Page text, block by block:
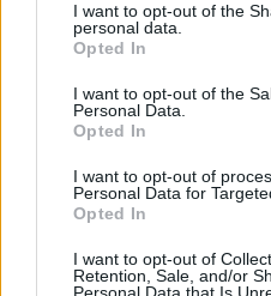
not limited to your visit or
grant or deny consent to
use your data for below
consent section.
I want to opt-out of the
personal data.
Opted In
I want to opt-out of the
Personal Data.
Opted In
I want to opt-out of
Personal Data for
Opted In
I want to opt-out of
Retention, Sale, and/or
MÁLTA # KARNEVÁL
TAMÁS